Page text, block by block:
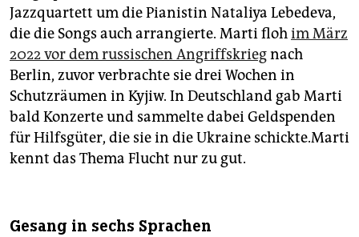
Jazzquartett um die Pianistin Nataliya Lebedeva,
die die Songs auch arrangierte. Marti flohim März
2022 vor dem russischen Angriffskriegnach
Berlin, zuvor verbrachte sie drei Wochen in
Schutzräumen in Kyjiw. In Deutschland gab Marti
bald Konzerte und sammelte dabei Geldspenden
für Hilfsgüter, die sie in die Ukraine schickte.Marti
kennt das Thema Flucht nur zu gut.
Gesang in sechs Sprachen